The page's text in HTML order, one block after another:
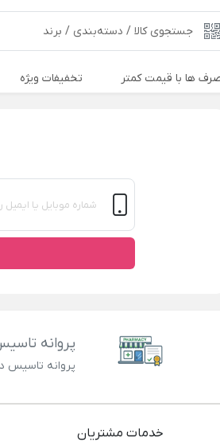
ها با قیمت کمتر تخفیفات ویژه
پروانه
پروانه تاسیس
خدمات مشتریان